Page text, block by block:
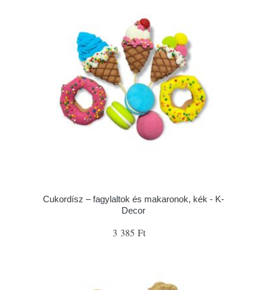
Cukordísz – fagylaltok és makaronok, kék - K-
Decor
3 385 Ft